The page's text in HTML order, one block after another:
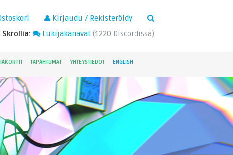
Kirjaudu / Rekisteröidy
Skrollia:
Lukijakanavat (1220 Discordissa)
TAPAHTUMAT YHTEYSTIEDOT ENGLISH